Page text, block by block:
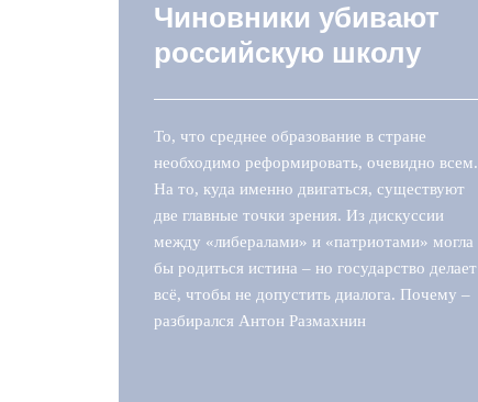
Чиновники убивают
российскую школу
То, что среднее образование в стране
необходимо реформировать, очевидно всем.
На то, куда именно двигаться, существуют
две главные точки зрения. Из дискуссии
между «либералами» и «патриотами» могла
бы родиться истина – но государство делает
всё, чтобы не допустить диалога. Почему –
разбирался Антон Размахнин